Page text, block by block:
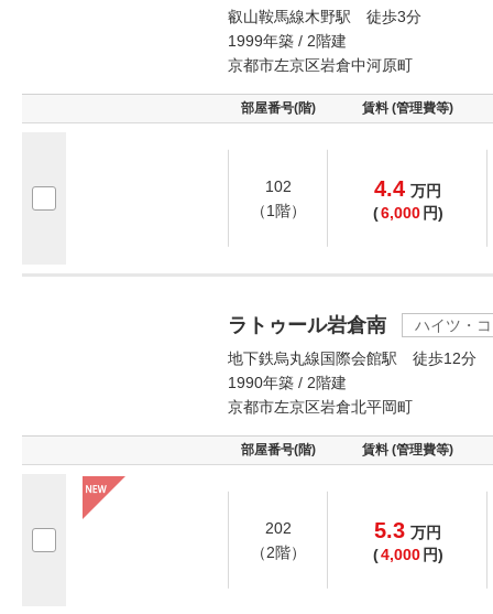
叡山鞍馬線木野駅 徒歩3分
1999年築 / 2階建
京都市左京区岩倉中河原町
部屋番号(階) 賃料 (管理費等)
102
（1階）
4.4 万円
(6,000 円)
ラトゥール岩倉南
ハイツ・
地下鉄烏丸線国際会館駅 徒歩12分
1990年築 / 2階建
京都市左京区岩倉北平岡町
部屋番号(階) 賃料 (管理費等)
202
（2階）
5.3 万円
(4,000 円)